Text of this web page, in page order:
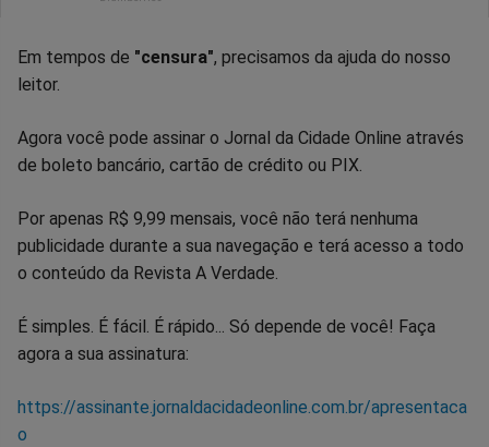
Em tempos de "censura", precisamos da ajuda do nosso
leitor.
Agora você pode assinar o Jornal da Cidade Online através
de boleto bancário, cartão de crédito ou PIX.
Por apenas R$ 9,99 mensais, você não terá nenhuma
publicidade durante a sua navegação e terá acesso a todo
o conteúdo da Revista A Verdade.
É simples. É fácil. É rápido... Só depende de você! Faça
agora a sua assinatura:
https://assinante.jornaldacidadeonline.com.br/apresentaca
o